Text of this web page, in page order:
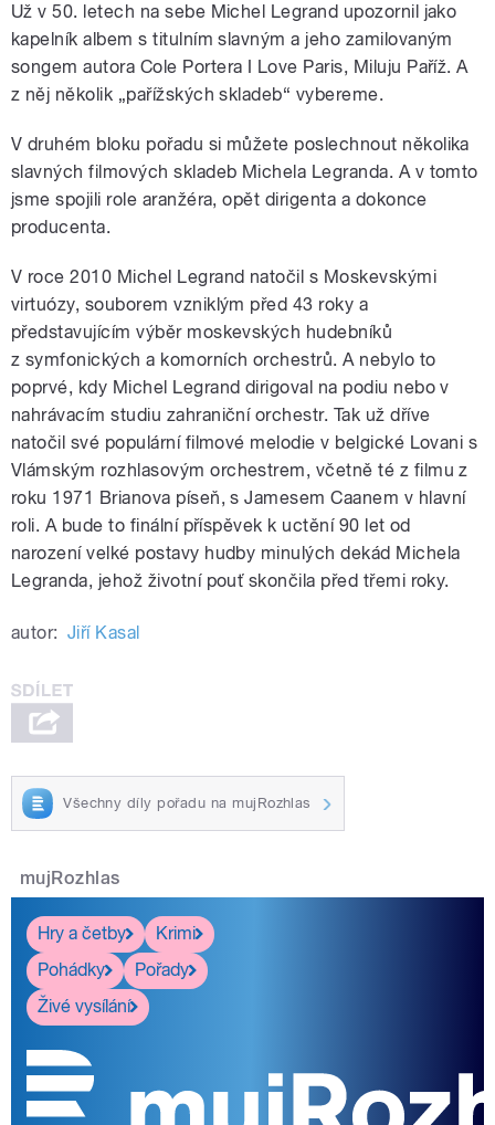
Už v 50. letech na sebe Michel Legrand upozornil jako
kapelník albem s titulním slavným a jeho zamilovaným
songem autora Cole Portera I Love Paris, Miluju Paříž. A
z něj několik „pařížských skladeb“ vybereme.
V druhém bloku pořadu si můžete poslechnout několika
slavných filmových skladeb Michela Legranda. A v tomto
jsme spojili role aranžéra, opět dirigenta a dokonce
producenta.
V roce 2010 Michel Legrand natočil s Moskevskými
virtuózy, souborem vzniklým před 43 roky a
představujícím výběr moskevských hudebníků
z symfonických a komorních orchestrů. A nebylo to
poprvé, kdy Michel Legrand dirigoval na podiu nebo v
nahrávacím studiu zahraniční orchestr. Tak už dříve
natočil své populární filmové melodie v belgické Lovani s
Vlámským rozhlasovým orchestrem, včetně té z filmu z
roku 1971 Brianova píseň, s Jamesem Caanem v hlavní
roli. A bude to finální příspěvek k uctění 90 let od
narození velké postavy hudby minulých dekád Michela
Legranda, jehož životní pouť skončila před třemi roky.
autor: Jiří Kasal
Všechny díly pořadu na mujRozhlas
mujRozhlas
Hry a četby
Krimi
Pohádky
Pořady
Živé vysílání